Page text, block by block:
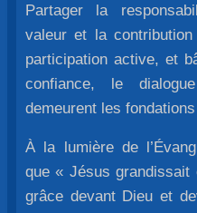
Partager la
valeur et la
participation active, et
confiance, le
demeurent les
À la lumière de
que « Jésus
grâce devant Dieu et